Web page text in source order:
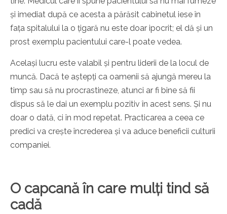
și imediat după ce acesta a părăsit cabinetul iese în
fața spitalului la o țigară nu este doar ipocrit; el dă și un
prost exemplu pacientului care-l poate vedea.
Același lucru este valabil și pentru liderii de la locul de
muncă. Dacă te aștepți ca oamenii să ajungă mereu la
timp sau să nu procrastineze, atunci ar fi bine să fii
dispus să le dai un exemplu pozitiv în acest sens. Și nu
doar o dată, ci în mod repetat. Practicarea a ceea ce
predici va crește încrederea și va aduce beneficii culturii
companiei.
O capcană în care mulți tind să
cadă